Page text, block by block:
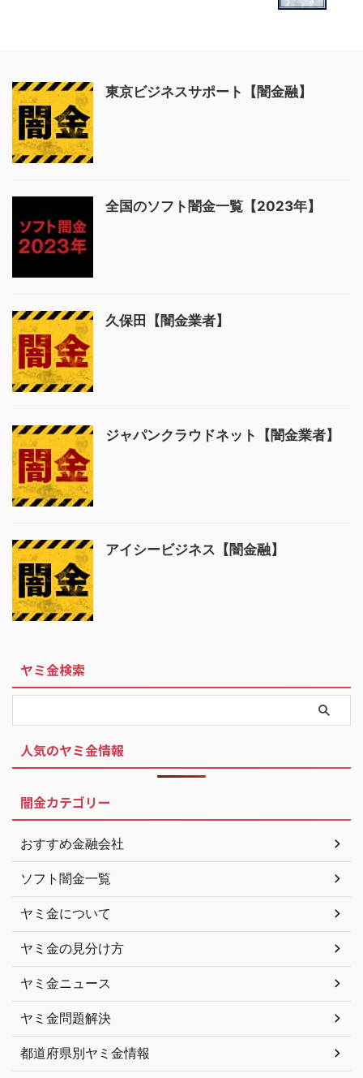
東京ビジネスサポート【闇金融】
全国のソフト闇金一覧【2023年】
久保田【闇金業者】
ジャパンクラウドネット【闇金業者】
アイシービジネス【闇金融】
ヤミ金検索
人気のヤミ金情報
闇金カテゴリー
おすすめ金融会社
ソフト闇金一覧
ヤミ金について
ヤミ金の見分け方
ヤミ金ニュース
ヤミ金問題解決
都道府県別ヤミ金情報